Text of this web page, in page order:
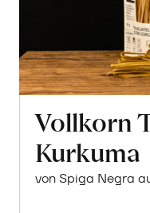
Vollkorn
Kurkuma
von Spiga Negra